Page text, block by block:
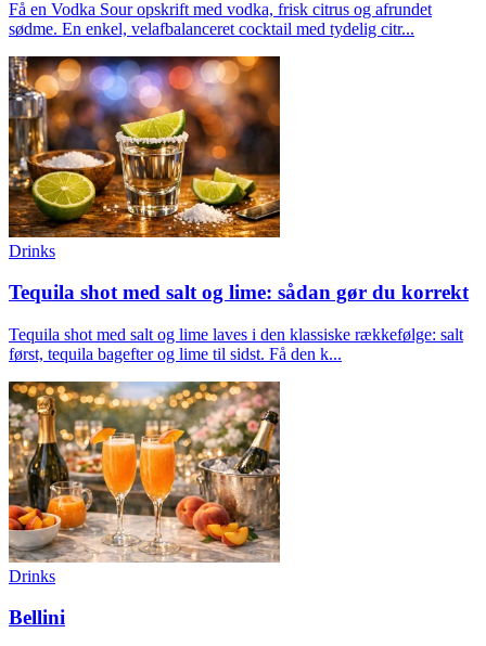
Få en Vodka Sour opskrift med vodka, frisk citrus og afrundet
sødme. En enkel, velafbalanceret cocktail med tydelig citr...
Drinks
Tequila shot med salt og lime: sådan gør du korrekt
Tequila shot med salt og lime laves i den klassiske rækkefølge: salt
først, tequila bagefter og lime til sidst. Få den k...
Drinks
Bellini